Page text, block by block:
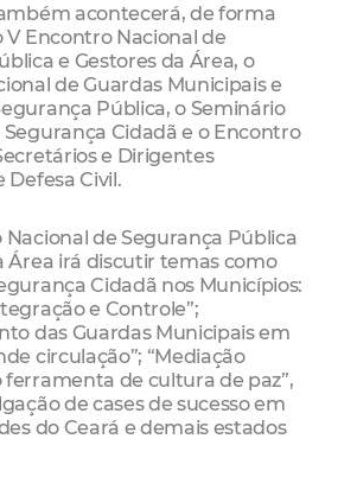
acontecerá, de forma
V Encontro Nacional de
e Gestores da Área, o
de Guardas Municipais e
Pública, o Seminário
Cidadã e o Encontro
e Dirigentes
Defesa Civil.
Nacional de Segurança Pública
Área irá discutir temas como
Cidadã nos Municípios:
e Controle”;
das Guardas Municipais em
circulação”; “Mediação
ferramenta de cultura de paz”,
de cases de sucesso em
do Ceará e demais estados